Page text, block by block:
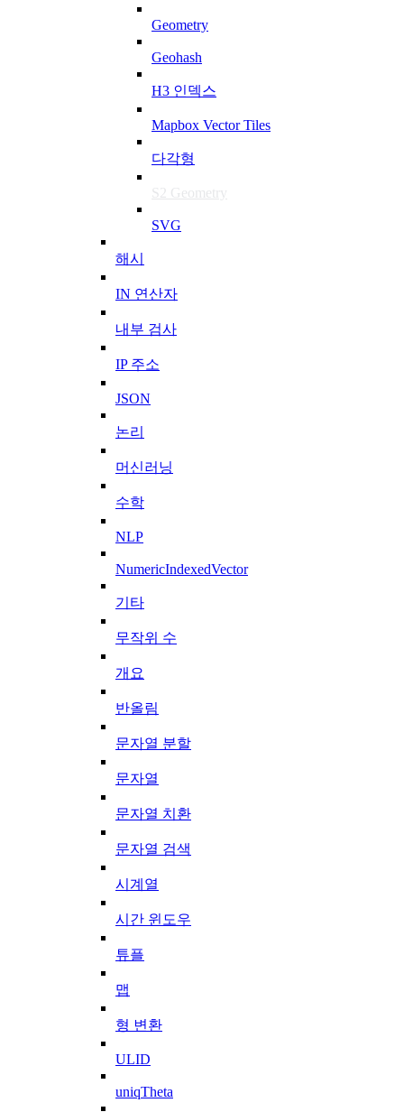
Geometry
Geohash
H3 인덱스
Mapbox Vector Tiles
다각형
S2 Geometry
SVG
해시
IN 연산자
내부 검사
IP 주소
JSON
논리
머신러닝
수학
NLP
NumericIndexedVector
기타
무작위 수
개요
반올림
문자열 분할
문자열
문자열 치환
문자열 검색
시계열
시간 윈도우
튜플
맵
형 변환
ULID
uniqTheta